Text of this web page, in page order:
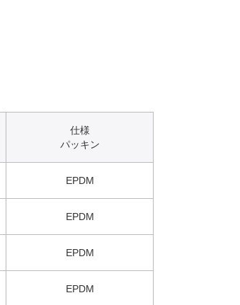
仕様
パッキン
EPDM
EPDM
EPDM
EPDM